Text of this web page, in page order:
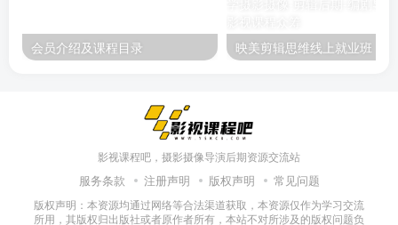
会员介绍及课程目录
影视课程吧，摄影摄像导演后期资源交流站
服务条款 注册声明 版权声明 常见问题
版权声明：本资源均通过网络等合法渠道获取，本资源仅作为学习交流
所用，其版权归出版社或者原作者所有，本站不对所涉及的版权问题负